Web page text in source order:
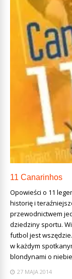
11 Canarinhos
Opowieści o 11
historię i
przewodnictwem
dziedziny sportu.
futbol jest
w każdym
blondynami o
27 MAJA 2014